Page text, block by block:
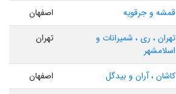
قمشه و جرقویه
اصفهان
تهران ، ری ، شمیرانات و
اسلامشهر
تهران
کاشان ، آران و بیدگل
اصفهان